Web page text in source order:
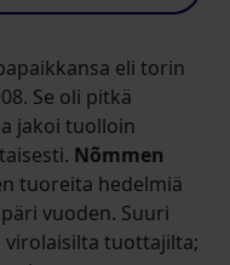
eli torin
Se oli pitkä
jakoi tuolloin
Nõmmen
tuoreita hedelmiä
vuoden. Suuri
virolaisilta tuottajilta;